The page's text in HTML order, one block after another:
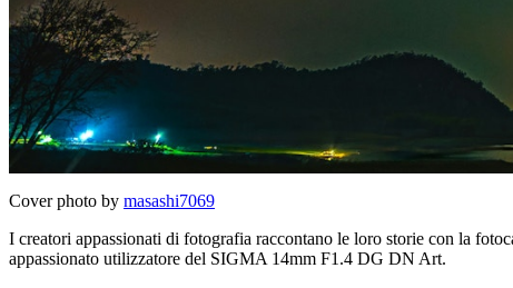
Cover photo by masashi7069
I creatori appassionati di fotografia raccontano le loro storie con la
appassionato utilizzatore del SIGMA 14mm F1.4 DG DN Art.